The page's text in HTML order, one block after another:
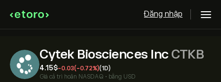
Đăng nhập
Cytek Biosciences Inc CTKB
4.15‎$‎-0.03(-0.72%)(1D)
Giá cả trì hoãn NASDAQ • bằng USD